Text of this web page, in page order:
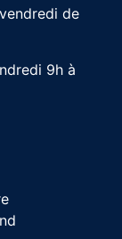
de
9h à